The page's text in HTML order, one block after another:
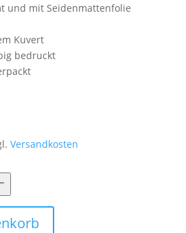
und mit Seidenmattenfolie
Kuvert
bedruckt
Versandkosten